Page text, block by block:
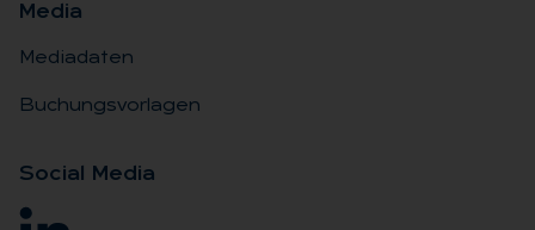
Me­dia
Mediadaten
Buchungsvorlagen
So­ci­al Me­dia